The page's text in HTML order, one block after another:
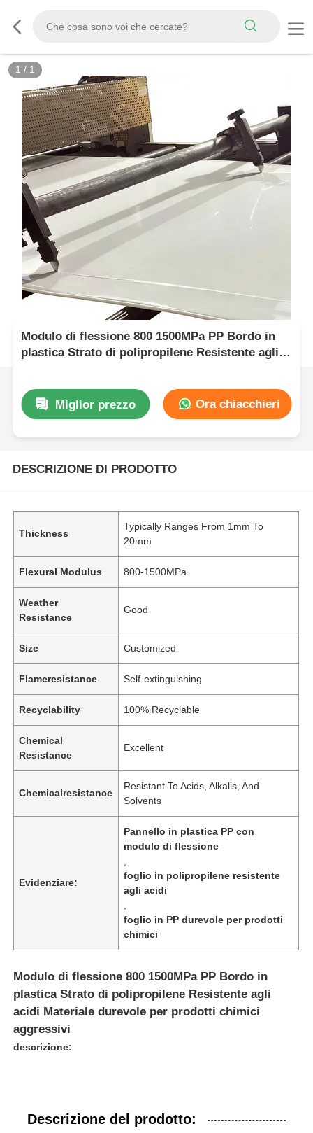
1 / 1
Modulo di flessione 800 1500MPa PP Bordo in
plastica Strato di polipropilene Resistente agli
Miglior prezzo
Ora chiacchieri
DESCRIZIONE DI PRODOTTO
Thickness
Typically Ranges From 1mm To
20mm
Flexural Modulus 800-1500MPa
Weather
Resistance
Good
Size Customized
Flameresistance Self-extinguishing
Recyclability 100% Recyclable
Chemical
Resistance
Excellent
Chemicalresistance
Resistant To Acids, Alkalis, And
Solvents
Evidenziare:
Pannello in plastica PP con
modulo di flessione
foglio in polipropilene resistente
agli acidi
foglio in PP durevole per prodotti
chimici
Modulo di flessione 800 1500MPa PP Bordo in
plastica Strato di polipropilene Resistente agli
acidi Materiale durevole per prodotti chimici
aggressivi
descrizione:
Descrizione del prodotto: